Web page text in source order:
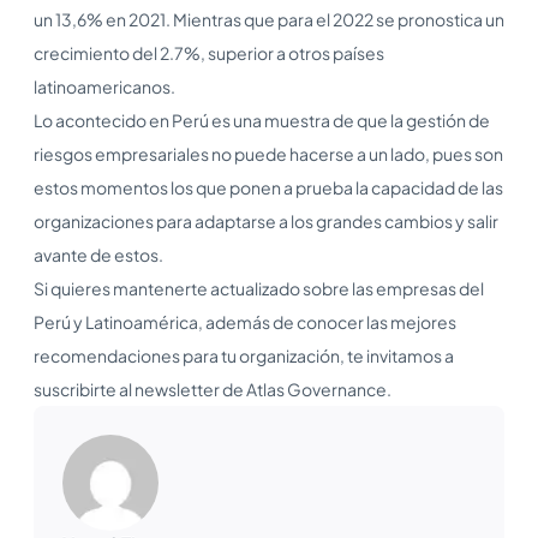
un 13,6% en 2021. Mientras que para el 2022 se pronostica un
crecimiento del 2.7%, superior a otros países
latinoamericanos.
Lo acontecido en Perú es una muestra de que la gestión de
riesgos empresariales no puede hacerse a un lado, pues son
estos momentos los que ponen a prueba la capacidad de las
organizaciones para adaptarse a los grandes cambios y salir
avante de estos.
Si quieres mantenerte actualizado sobre las empresas del
Perú y Latinoamérica, además de conocer las mejores
recomendaciones para tu organización, te invitamos a
suscribirte al newsletter de Atlas Governance.